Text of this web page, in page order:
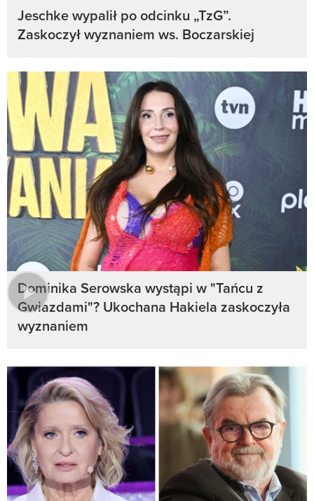
Jeschke wypalił po odcinku „TzG”.
Zaskoczył wyznaniem ws. Boczarskiej
Dominika Serowska wystąpi w "Tańcu z
Gwiazdami"? Ukochana Hakiela zaskoczyła
wyznaniem